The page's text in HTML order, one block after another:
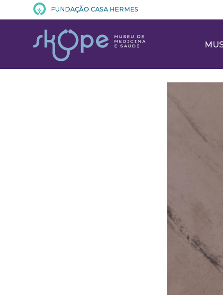
FUNDAÇÃO CASA HERMES